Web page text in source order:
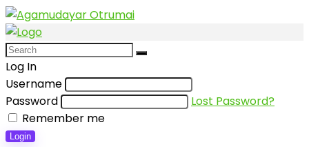
Log In
Username
Password
Lost Password?
Remember me
Login